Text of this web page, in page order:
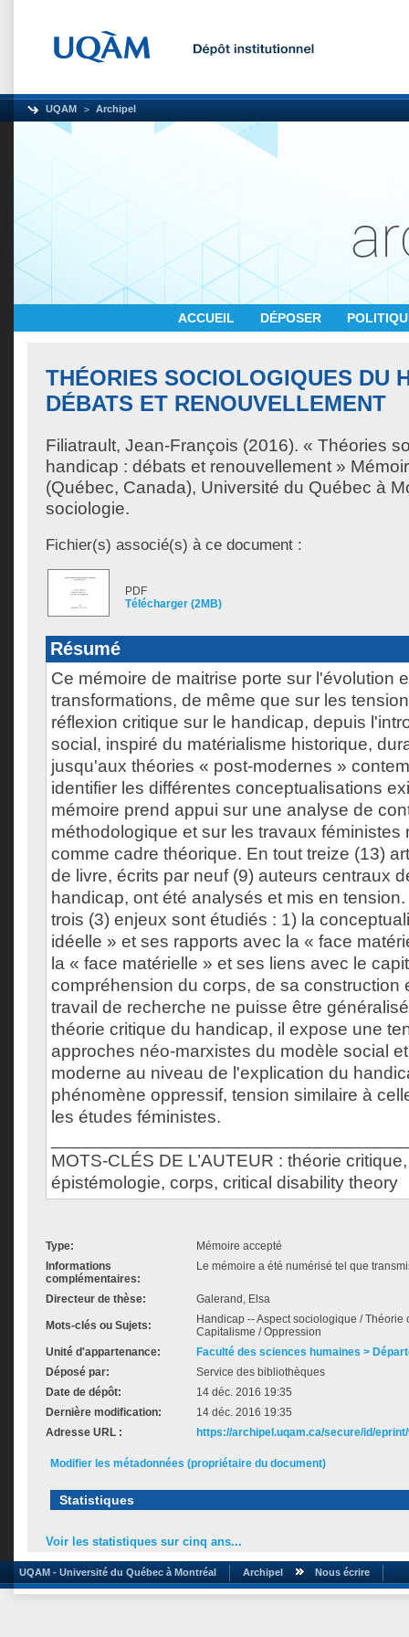
UQAM Archipel
ACCUEIL DÉPOSER
THÉORIES SOCIOLOGIQUES DU
DÉBATS ET RENOUVELLEMENT
Filiatrault, Jean-François (2016). « Théories
handicap : débats et renouvellement »
(Québec, Canada), Université du Québec à
sociologie.
Fichier(s) associé(s) à ce document :
PDF
Télécharger (2MB)
Résumé
Ce mémoire de maitrise porte sur l'évolution
transformations, de même que sur les
réflexion critique sur le handicap, depuis
social, inspiré du matérialisme historique,
jusqu'aux théories « post-modernes »
identifier les différentes conceptualisations
mémoire prend appui sur une analyse de
méthodologique et sur les travaux féministes
comme cadre théorique. En tout treize (13)
de livre, écrits par neuf (9) auteurs centraux
handicap, ont été analysés et mis en
trois (3) enjeux sont étudiés : 1) la
idéelle » et ses rapports avec la « face
la « face matérielle » et ses liens avec le
compréhension du corps, de sa construction
travail de recherche ne puisse être
théorie critique du handicap, il expose une
approches néo-marxistes du modèle social
moderne au niveau de l'explication du
phénomène oppressif, tension similaire à
les études féministes.
MOTS-CLÉS DE L’AUTEUR : théorie
épistémologie, corps, critical disability theory
Type:
Mémoire accepté
Informations
complémentaires:
Le mémoire a été numérisé tel que
Directeur de thèse: Galerand, Elsa
Mots-clés ou Sujets:
Handicap -- Aspect sociologique / Théorie
Capitalisme / Oppression
Unité d'appartenance:
Faculté des sciences humaines >
Déposé par:
Service des bibliothèques
Date de dépôt:
14 déc. 2016 19:35
Dernière modification:
14 déc. 2016 19:35
Adresse URL :
https://archipel.uqam.ca/secure/id/
Modifier les métadonnées (propriétaire du document)
Statistiques
Voir les statistiques sur cinq ans...
UQAM - Université du Québec à Montréal Archipel Nous écrire